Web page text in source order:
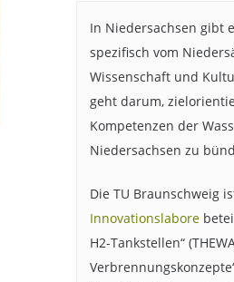
In Niedersachsen gibt
spezifisch vom
Wissenschaft und
geht darum,
Kompetenzen der
Niedersachsen zu
Die TU Braunschweig
Innovationslabore
H2-Tankstellen“